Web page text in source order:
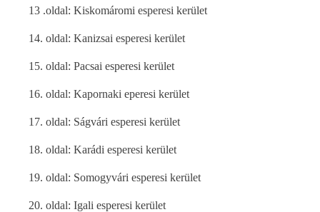
13 .oldal: Kiskomáromi esperesi kerület
14. oldal: Kanizsai esperesi kerület
15. oldal: Pacsai esperesi kerület
16. oldal: Kapornaki eperesi kerület
17. oldal: Ságvári esperesi kerület
18. oldal: Karádi esperesi kerület
19. oldal: Somogyvári esperesi kerület
20. oldal: Igali esperesi kerület